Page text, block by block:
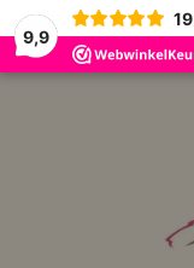
9,9
19